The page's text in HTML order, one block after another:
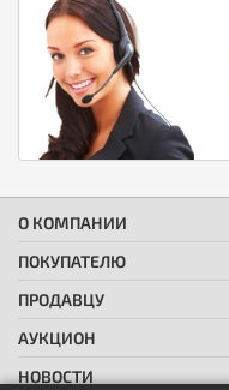
О КОМПАНИИ
ПОКУПАТЕЛЮ
ПРОДАВЦУ
АУКЦИОН
НОВОСТИ